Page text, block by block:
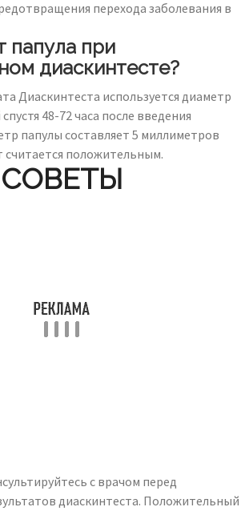
перехода заболевания в
папула при
диаскинтесте?
Диаскинтеста используется диаметр
48-72 часа после введения
папулы составляет 5 миллиметров
считается положительным.
СОВЕТЫ
с врачом перед
диаскинтеста. Положительный